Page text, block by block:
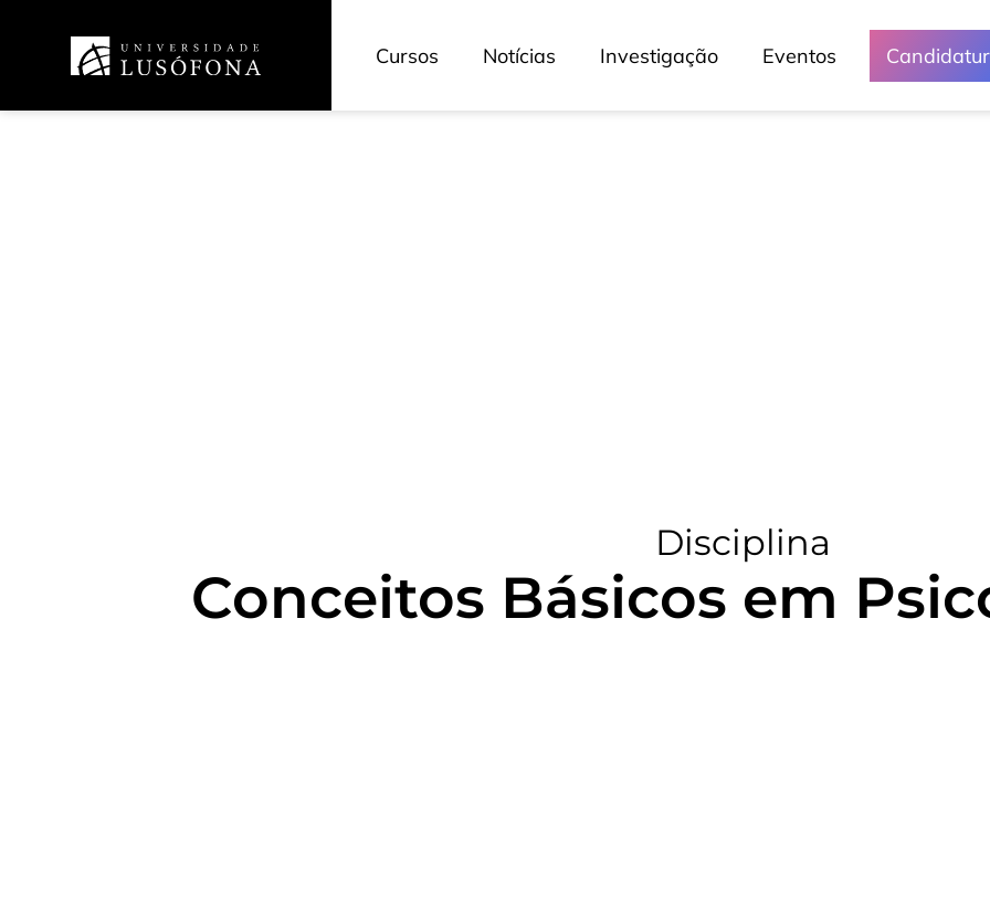
Cursos Notícias Investigação Eventos
Disciplina
Conceitos Básicos em